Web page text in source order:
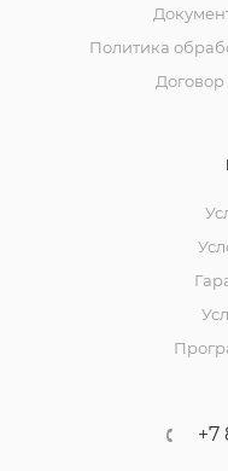
Политика
+7